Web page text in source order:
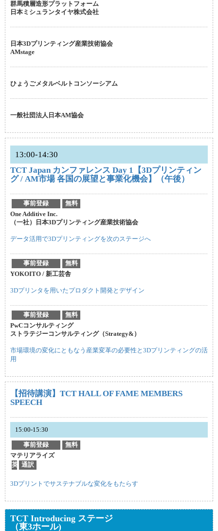
群馬積層造形プラットフォーム
日本ミシュランタイヤ株式会社
日本3Dプリンティング産業技術協会
AMstage
ひょうごメタルベルトコンソーシアム
一般社団法人日本AM協会
13:00-14:30
TCT Japan カンファレンス Day 1【3Dプリンティン
グ / AM市場 各国の展望と事業化機会】（午後）
事前登録
無料
One Additive Inc.
（一社）日本3Dプリンティング産業技術協会
データ活用で3Dプリンティングを次のステージへ
事前登録
無料
YOKOITO / 新工芸舎
3Dプリンタを用いたプロダクト開発とデザイン
事前登録
無料
PwCコンサルティング
ストラテジーコンサルティング（Strategy&）
市場環境の変化にともなう産業変革の必要性と3Dプリンティングの活
用
【招待講演】TCT HALL OF FAME MEMBERS
SPEECH
15:00-15:30
事前登録
無料
マテリアライズ
英
通訳
3Dプリントでサステナブルな変化をもたらす
TCT Introducing ステージ
（東3ホール)